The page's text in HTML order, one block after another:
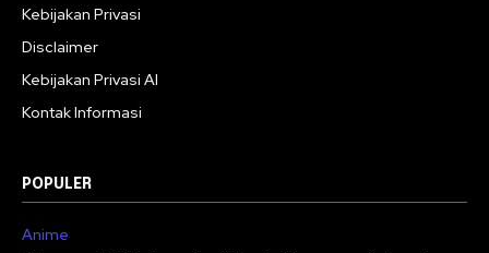
Kebijakan Privasi
Disclaimer
Kebijakan Privasi AI
Kontak Informasi
POPULER
Anime